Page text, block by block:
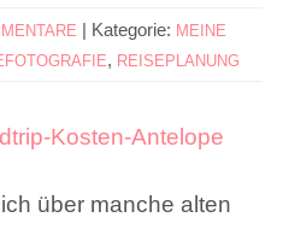
| Kategorie: MEINE
, REISEPLANUNG
über manche alten